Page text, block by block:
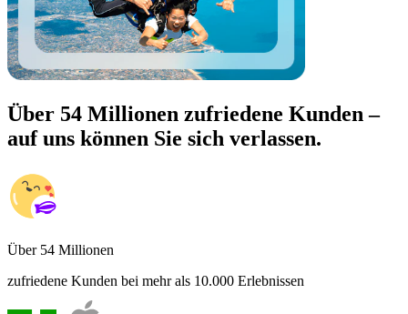
Über 54 Millionen zufriedene Kunden –
auf uns können Sie sich verlassen.
Über 54 Millionen
zufriedene Kunden bei mehr als 10.000 Erlebnissen